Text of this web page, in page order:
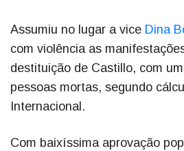
Assumiu no lugar a vice Dina
com violência as
destituição de Castillo, com
pessoas mortas, segundo
Internacional.
Com baixíssima aprovação